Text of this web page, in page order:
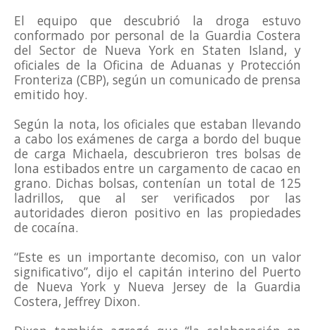
El equipo que descubrió la droga estuvo
conformado por personal de la Guardia Costera
del Sector de Nueva York en Staten Island, y
oficiales de la Oficina de Aduanas y Protección
Fronteriza (CBP), según un comunicado de prensa
emitido hoy.
Según la nota, los oficiales que estaban llevando
a cabo los exámenes de carga a bordo del buque
de carga Michaela, descubrieron tres bolsas de
lona estibados entre un cargamento de cacao en
grano. Dichas bolsas, contenían un total de 125
ladrillos, que al ser verificados por las
autoridades dieron positivo en las propiedades
de cocaína.
“Este es un importante decomiso, con un valor
significativo”, dijo el capitán interino del Puerto
de Nueva York y Nueva Jersey de la Guardia
Costera, Jeffrey Dixon.